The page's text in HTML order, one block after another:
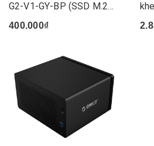
G2-V1-GY-BP (SSD M.2
PCI...
400.000₫